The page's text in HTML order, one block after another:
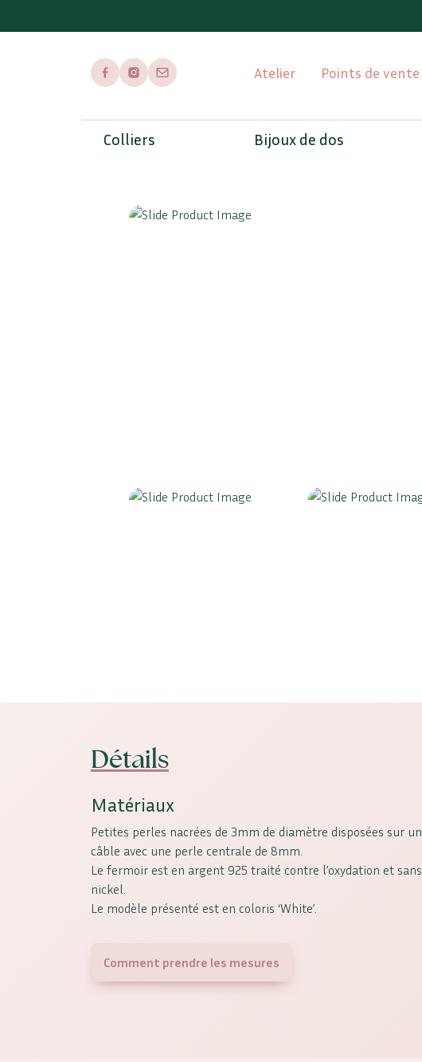
Atelier Points de vente
Page Facebook
Page Instagram
Envoyer un mail
Colliers Bijoux de dos
Détails
Matériaux
Petites perles nacrées de 3mm de diamètre disposées sur un
câble avec une perle centrale de 8mm.
Le fermoir est en argent 925 traité contre l’oxydation et sans
nickel.
Le modèle présenté est en coloris ‘White’.
Comment prendre les mesures